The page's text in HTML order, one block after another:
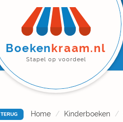
Boekenkraam.nl
Stapel op voordeel
TERUG Home Kinderboeken